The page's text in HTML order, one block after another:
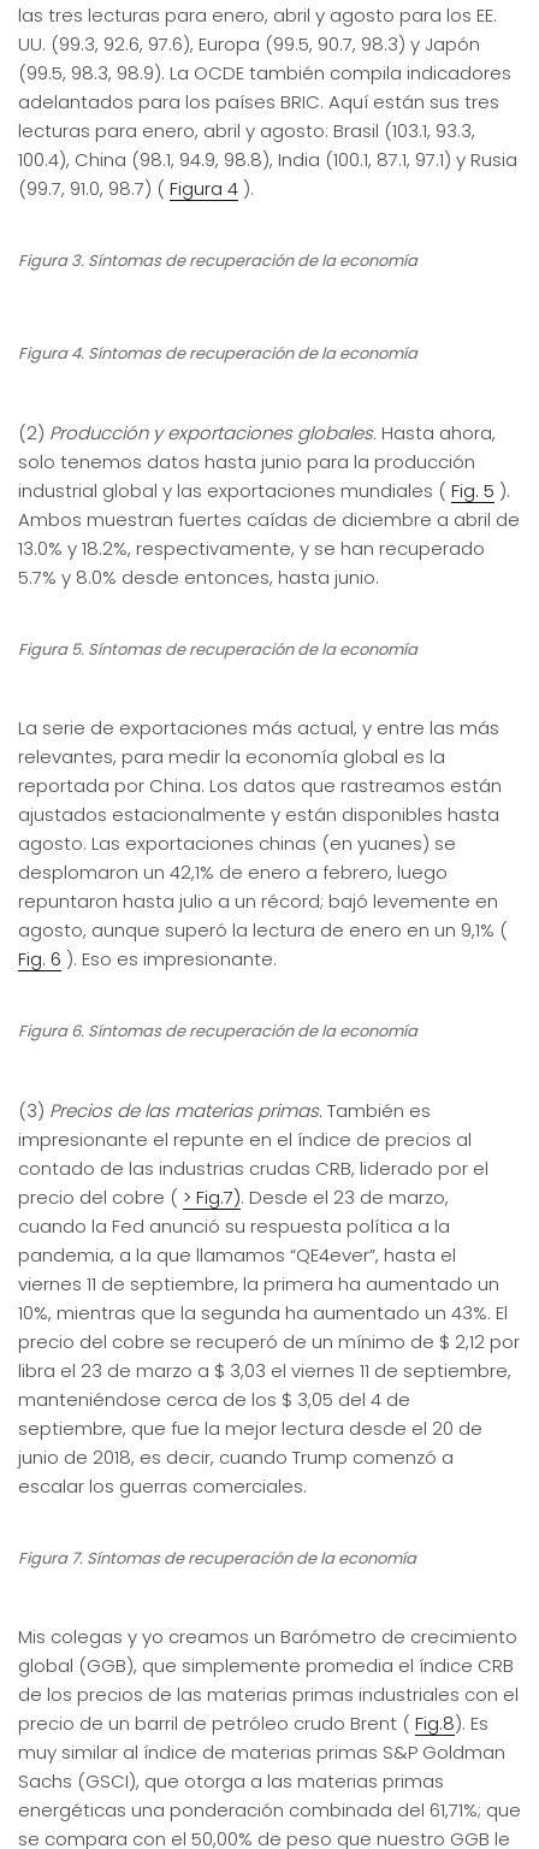
las tres lecturas para enero, abril y agosto para los EE.
UU. (99.3, 92.6, 97.6), Europa (99.5, 90.7, 98.3) y Japón
(99.5, 98.3, 98.9). La OCDE también compila indicadores
adelantados para los países BRIC. Aquí están sus tres
lecturas para enero, abril y agosto: Brasil (103.1, 93.3,
100.4), China (98.1, 94.9, 98.8), India (100.1, 87.1, 97.1) y Rusia
(99.7, 91.0, 98.7) ( Figura 4 ).
Figura 3. Síntomas de recuperación de la economía
Figura 4. Síntomas de recuperación de la economía
(2) Producción y exportaciones globales. Hasta ahora,
solo tenemos datos hasta junio para la producción
industrial global y las exportaciones mundiales ( Fig. 5 ).
Ambos muestran fuertes caídas de diciembre a abril de
13.0% y 18.2%, respectivamente, y se han recuperado
5.7% y 8.0% desde entonces, hasta junio.
Figura 5. Síntomas de recuperación de la economía
La serie de exportaciones más actual, y entre las más
relevantes, para medir la economía global es la
reportada por China. Los datos que rastreamos están
ajustados estacionalmente y están disponibles hasta
agosto. Las exportaciones chinas (en yuanes) se
desplomaron un 42,1% de enero a febrero, luego
repuntaron hasta julio a un récord; bajó levemente en
agosto, aunque superó la lectura de enero en un 9,1% (
Fig. 6 ). Eso es impresionante.
Figura 6. Síntomas de recuperación de la economía
(3) Precios de las materias primas.También es
impresionante el repunte en el índice de precios al
contado de las industrias crudas CRB, liderado por el
precio del cobre ( > Fig.7). Desde el 23 de marzo,
cuando la Fed anunció su respuesta política a la
pandemia, a la que llamamos “QE4ever”, hasta el
viernes 11 de septiembre, la primera ha aumentado un
10%, mientras que la segunda ha aumentado un 43%. El
precio del cobre se recuperó de un mínimo de $ 2,12 por
libra el 23 de marzo a $ 3,03 el viernes 11 de septiembre,
manteniéndose cerca de los $ 3,05 del 4 de
septiembre, que fue la mejor lectura desde el 20 de
junio de 2018, es decir, cuando Trump comenzó a
escalar los guerras comerciales.
Figura 7. Síntomas de recuperación de la economía
Mis colegas y yo creamos un Barómetro de crecimiento
global (GGB), que simplemente promedia el índice CRB
de los precios de las materias primas industriales con el
precio de un barril de petróleo crudo Brent ( Fig.8). Es
muy similar al índice de materias primas S&P Goldman
Sachs (GSCI), que otorga a las materias primas
energéticas una ponderación combinada del 61,71%; que
se compara con el 50,00% de peso que nuestro GGB le